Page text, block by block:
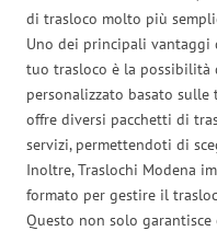
di trasloco molto più
Uno dei principali vantaggi
tuo trasloco è la
personalizzato basato sulle
offre diversi pacchetti di
servizi, permettendoti di
Inoltre, Traslochi Modena
formato per gestire il
Questo non solo